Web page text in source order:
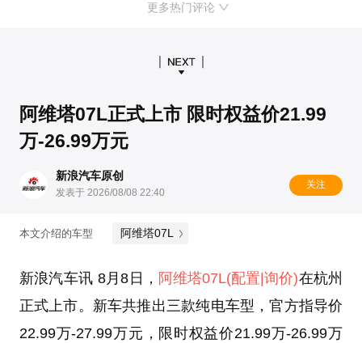
更多热门评论
阿维塔07L正式上市 限时权益价21.99
万-26.99万元
新浪汽车原创
发表于 2026/08/08 22:40
关注
本文介绍的车型 阿维塔07L
新浪汽车讯 8月8日， 阿维塔07L(配置 |询价)在杭州
正式上市。新车共推出三款纯电车型，官方指导价
22.99万-27.99万元，限时权益价21.99万-26.99万